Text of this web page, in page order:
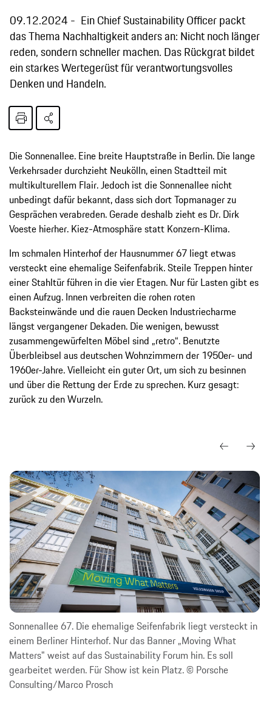
09.12.2024
Ein Chief Sustainability Officer packt
das Thema Nachhaltigkeit anders an: Nicht noch länger
reden, sondern schneller machen. Das Rückgrat bildet
ein starkes Wertegerüst für verantwortungsvolles
Denken und Handeln.
Die Sonnenallee. Eine breite Hauptstraße in Berlin. Die lange
Verkehrsader durchzieht Neukölln, einen Stadtteil mit
multikulturellem Flair. Jedoch ist die Sonnenallee nicht
unbedingt dafür bekannt, dass sich dort Topmanager zu
Gesprächen verabreden. Gerade deshalb zieht es Dr. Dirk
Voeste hierher. Kiez-​Atmosphäre statt Konzern-​Klima.
Im schmalen Hinterhof der Hausnummer 67 liegt etwas
versteckt eine ehemalige Seifenfabrik. Steile Treppen hinter
einer Stahltür führen in die vier Etagen. Nur für Lasten gibt es
einen Aufzug. Innen verbreiten die rohen roten
Backsteinwände und die rauen Decken Industriecharme
längst vergangener Dekaden. Die wenigen, bewusst
zusammengewürfelten Möbel sind „retro“. Benutzte
Überbleibsel aus deutschen Wohnzimmern der 1950er- und
1960er-​Jahre. Vielleicht ein guter Ort, um sich zu besinnen
und über die Rettung der Erde zu sprechen. Kurz gesagt:
zurück zu den Wurzeln.
Sonnenallee 67. Die ehemalige Seifenfabrik liegt versteckt in
einem Berliner Hinterhof. Nur das Banner „Moving What
Matters" weist auf das Sustainability Forum hin. Es soll
gearbeitet werden. Für Show ist kein Platz. © Porsche
Consulting/Marco Prosch